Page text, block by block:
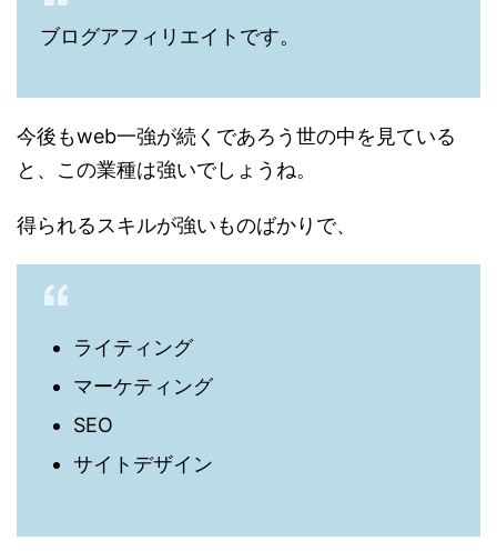
ブログアフィリエイトです。
今後もweb一強が続くであろう世の中を見ている
と、この業種は強いでしょうね。
得られるスキルが強いものばかりで、
ライティング
マーケティング
SEO
サイトデザイン